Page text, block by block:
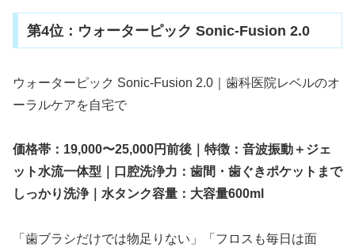
第4位：ウォーターピック Sonic-Fusion 2.0
ウォーターピック Sonic-Fusion 2.0｜歯科医院レベルのオ
ーラルケアを自宅で
価格帯：19,000〜25,000円前後｜特徴：音波振動＋ジェ
ット水流一体型｜口腔洗浄力：歯間・歯ぐきポケットまで
しっかり洗浄｜水タンク容量：大容量600ml
「歯ブラシだけでは物足りない」「フロスも毎日は面